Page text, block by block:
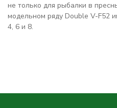
не только для рыбалки в
модельном ряду Double V-F52
4, 6 и 8.